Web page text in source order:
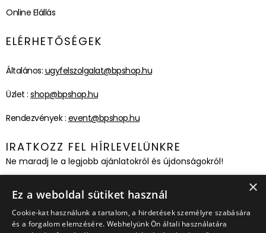
Online Elállás
ELÉRHETŐSÉGEK
Általános: ugyfelszolgalat@bpshop.hu
Üzlet : shop@bpshop.hu
Rendezvények : event@bpshop.hu
IRATKOZZ FEL HÍRLEVELÜNKRE
Ne maradj le a legjobb ajánlatokról és újdonságokról!
Feliratkozom! ×
Ez a weboldal sütiket használ
Cookie-kat használunk a tartalom, a hirdetések személyre szabására
és a forgalom elemzésére. Webhelyünk Ön általi használatára